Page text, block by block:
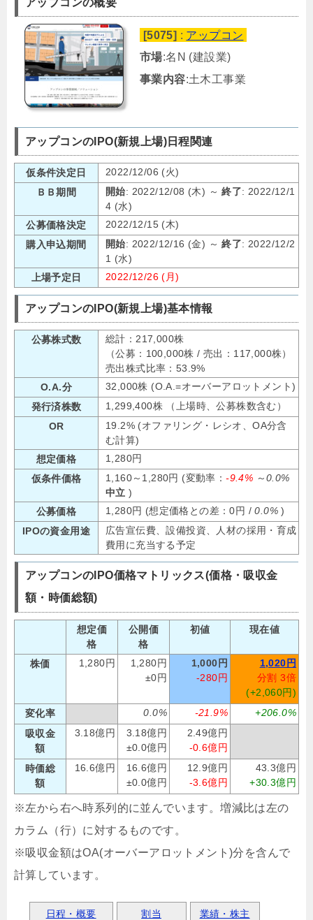
アップコンの概要
[5075] : アップコン
市場:名N (建設業)
事業内容:土木工事業
アップコンのIPO(新規上場)日程関連
仮条件決定日
2022/12/06 (火)
ＢＢ期間
開始: 2022/12/08 (木) ～終了: 2022/12/1
4 (水)
公募価格決定
2022/12/15 (木)
購入申込期間
開始: 2022/12/16 (金) ～終了: 2022/12/2
1 (水)
上場予定日
2022/12/26 (月)
アップコンのIPO(新規上場)基本情報
公募株式数
総計：217,000株
（公募：100,000株 / 売出：117,000株）
売出株式比率：53.9%
O.A.分
32,000株 (O.A.=オーバーアロットメント)
発行済株数
1,299,400株 （上場時、公募株数含む）
OR
19.2% (オファリング・レシオ、OA分含
む計算)
想定価格
1,280円
仮条件価格
1,160～1,280円 (変動率：-9.4% ～0.0%
中立 )
公募価格
1,280円 (想定価格との差：0円 /0.0% )
IPOの資金用途
広告宣伝費、設備投資、人材の採用・育成
費用に充当する予定
アップコンのIPO価格マトリックス(価格・吸収金
額・時価総額)
想定価
格
公開価
格
初値 現在値
株価 1,280円
1,280円
±0円
1,000円
-280円
1,020円
分割 3倍
(+2,060円)
変化率
0.0% -21.9%
+206.0%
吸収金
額
3.18億円
3.18億円
±0.0億円
2.49億円
-0.6億円
時価総
額
16.6億円
16.6億円
±0.0億円
12.9億円
-3.6億円
43.3億円
+30.3億円
※左から右へ時系列的に並んでいます。増減比は左の
カラム（行）に対するものです。
※吸収金額はOA(オーバーアロットメント)分を含んで
計算しています。
日程・概要 割当 業績・株主